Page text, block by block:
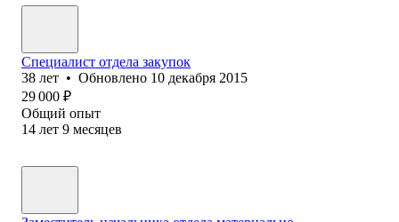
Специалист отдела закупок
38 лет • Обновлено 10 декабря 2015
29 000 ₽
Общий опыт
14 лет 9 месяцев